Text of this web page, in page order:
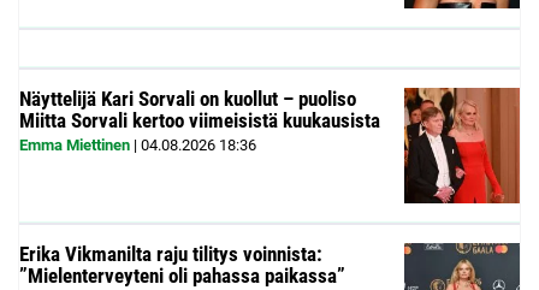
Näyttelijä Kari Sorvali on kuollut – puoliso
Miitta Sorvali kertoo viimeisistä kuukausista
Emma Miettinen | 04.08.2026 18:36
Erika Vikmanilta raju tilitys voinnista:
”Mielenterveyteni oli pahassa paikassa”